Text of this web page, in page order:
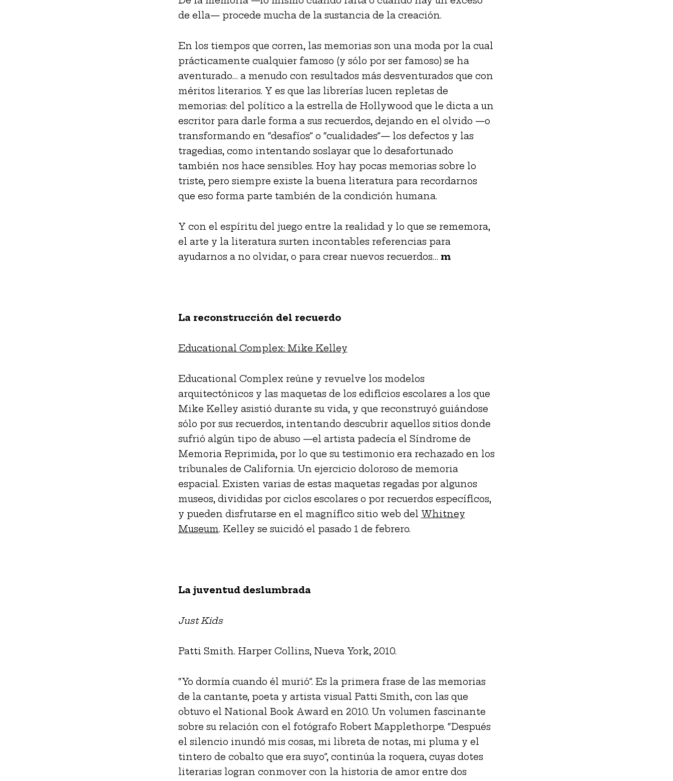
k
de ella— procede mucha de la sustancia de la creación.
En los tiempos que corren, las memorias son una moda por la cual
prácticamente cualquier famoso (y sólo por ser famoso) se ha
aventurado… a menudo con resultados más desventurados que con
méritos literarios. Y es que las librerías lucen repletas de
memorias: del político a la estrella de Hollywood que le dicta a un
escritor para darle forma a sus recuerdos, dejando en el olvido —o
transformando en “desafíos” o “cualidades”— los defectos y las
tragedias, como intentando soslayar que lo desafortunado
también nos hace sensibles. Hoy hay pocas memorias sobre lo
triste, pero siempre existe la buena literatura para recordarnos
que eso forma parte también de la condición humana.
Y con el espíritu del juego entre la realidad y lo que se rememora,
el arte y la literatura surten incontables referencias para
ayudarnos a no olvidar, o para crear nuevos recuerdos… m
La reconstrucción del recuerdo
Educational Complex: Mike Kelley
Educational Complex reúne y revuelve los modelos
arquitectónicos y las maquetas de los edificios escolares a los que
Mike Kelley asistió durante su vida, y que reconstruyó guiándose
sólo por sus recuerdos, intentando descubrir aquellos sitios donde
sufrió algún tipo de abuso —el artista padecía el Síndrome de
Memoria Reprimida, por lo que su testimonio era rechazado en los
tribunales de California. Un ejercicio doloroso de memoria
espacial. Existen varias de estas maquetas regadas por algunos
museos, divididas por ciclos escolares o por recuerdos específicos,
y pueden disfrutarse en el magnífico sitio web del Whitney
Museum. Kelley se suicidó el pasado 1 de febrero.
La juventud deslumbrada
Just Kids
Patti Smith. Harper Collins, Nueva York, 2010.
“Yo dormía cuando él murió”. Es la primera frase de las memorias
de la cantante, poeta y artista visual Patti Smith, con las que
obtuvo el National Book Award en 2010. Un volumen fascinante
sobre su relación con el fotógrafo Robert Mapplethorpe. “Después
el silencio inundó mis cosas, mi libreta de notas, mi pluma y el
tintero de cobalto que era suyo”, continúa la roquera, cuyas dotes
literarias logran conmover con la historia de amor entre dos